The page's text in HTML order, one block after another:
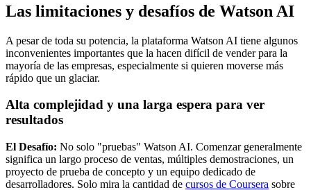
Las limitaciones y desafíos de Watson AI
A pesar de toda su potencia, la plataforma Watson AI tiene algunos
inconvenientes importantes que la hacen difícil de vender para la
mayoría de las empresas, especialmente si quieren moverse más
rápido que un glaciar.
Alta complejidad y una larga espera para ver
resultados
El Desafío: No solo "pruebas" Watson AI. Comenzar generalmente
significa un largo proceso de ventas, múltiples demostraciones, un
proyecto de prueba de concepto y un equipo dedicado de
desarrolladores. Solo mira la cantidad de cursos de Coursera sobre